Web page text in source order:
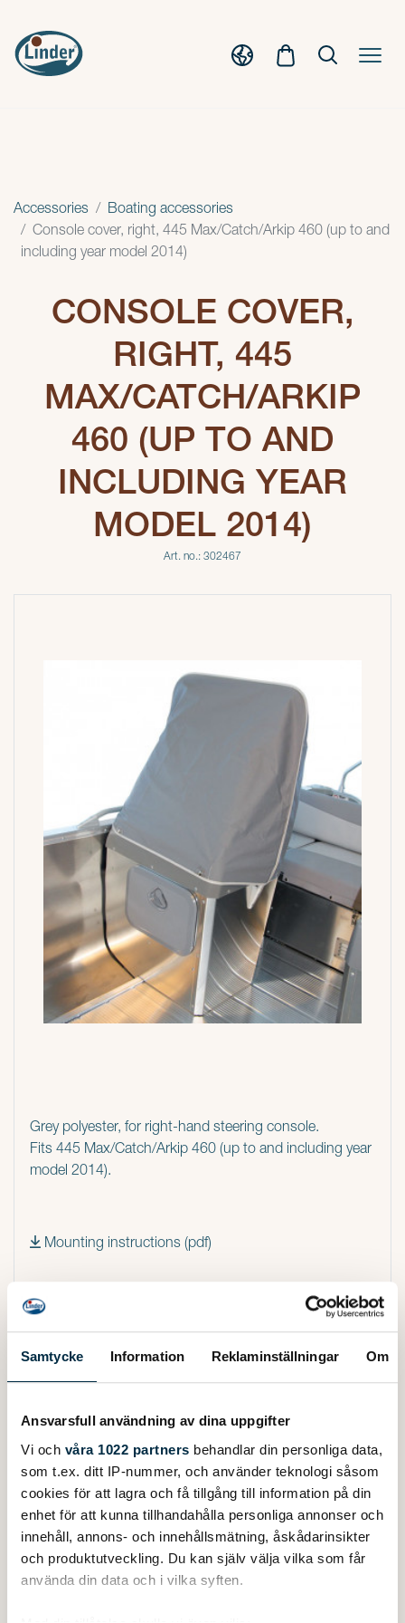
Samtycke Information Reklaminställningar Om
Ansvarsfull användning av dina uppgifter
Vi och våra 1022 partners behandlar din personliga data,
som t.ex. ditt IP-nummer, och använder teknologi såsom
cookies för att lagra och få tillgång till information på din
enhet för att kunna tillhandahålla personliga annonser och
innehåll, annons- och innehållsmätning, åskådarinsikter
och produktutveckling. Du kan själv välja vilka som får
använda din data och i vilka syften.
Accessories
Boating accessories
Console cover, right, 445 Max/Catch/Arkip 460 (up to and
including year model 2014)
CONSOLE COVER,
RIGHT, 445
MAX/CATCH/ARKIP
460 (UP TO AND
INCLUDING YEAR
MODEL 2014)
Art. no.: 302467
Grey polyester, for right-hand steering console.
Fits 445 Max/Catch/Arkip 460 (up to and including year
model 2014).
Mounting instructions (pdf)
MORE PRODUCTS